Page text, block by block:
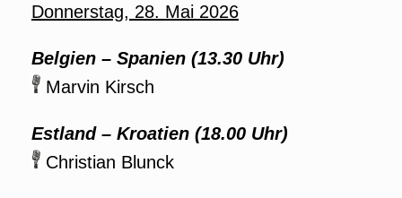
Donnerstag, 28. Mai 2026
Belgien – Spanien (13.30 Uhr)
Marvin Kirsch
Estland – Kroatien (18.00 Uhr)
Christian Blunck